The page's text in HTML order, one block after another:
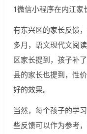
1微信小程序在内江家
有东兴区的家长反馈
多月，语文现代文阅
区家长提到，孩子补
县的家长也提到，性
好的效果。
当然，每个孩子的学
些反馈可以作为参考